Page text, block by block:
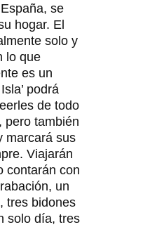
se
hogar. El
solo y
lo que
es un
podrá
de todo
pero también
marcará sus
Viajarán
contarán con
un
tres bidones
solo día, tres